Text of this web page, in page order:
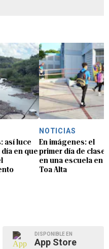
así luce
en que
NOTICIAS
En imágenes: el
primer día de clases
en una escuela en
Toa Alta
DISPONIBLE EN
App Store